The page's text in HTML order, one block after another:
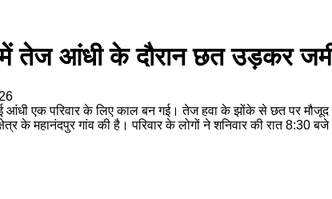
में तेज आंधी के दौरान छत उड़कर
एक परिवार के लिए काल बन गई। तेज हवा के झोंके से छत पर मौजूद
के महानंदपुर गांव की है। परिवार के लोगों ने शनिवार की रात 8:30 बजे